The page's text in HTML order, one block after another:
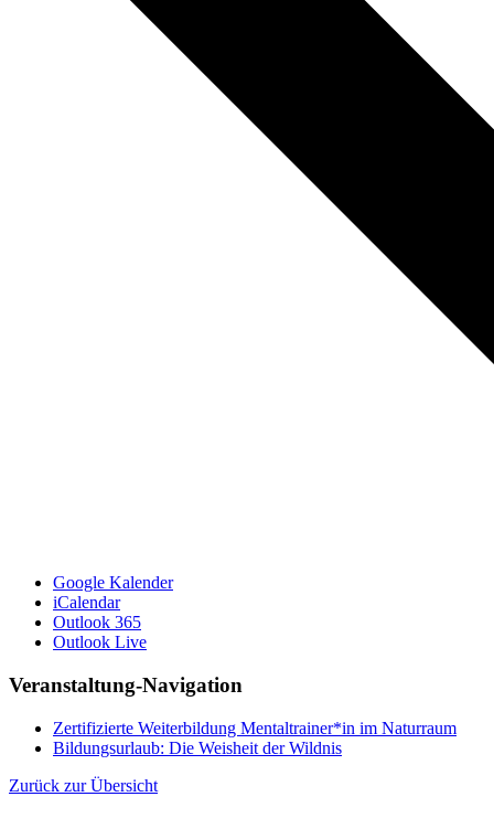
Google Kalender
iCalendar
Outlook 365
Outlook Live
Veranstaltung-Navigation
Zertifizierte Weiterbildung Mentaltrainer*in im Naturraum
Bildungsurlaub: Die Weisheit der Wildnis
Zurück zur Übersicht